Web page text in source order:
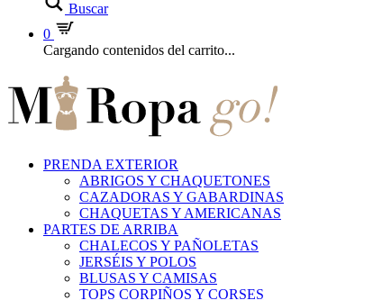
Buscar
0
Cargando contenidos del carrito...
PRENDA EXTERIOR
ABRIGOS Y CHAQUETONES
CAZADORAS Y GABARDINAS
CHAQUETAS Y AMERICANAS
PARTES DE ARRIBA
CHALECOS Y PAÑOLETAS
JERSÉIS Y POLOS
BLUSAS Y CAMISAS
TOPS CORPIÑOS Y CORSES